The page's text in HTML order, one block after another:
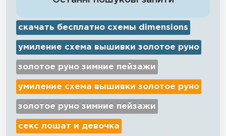
скачать бесплатно схемы dimensions
умиление схема вышивки золотое руно
золотое руно зимние пейзажи
умиление схема вышивки золотое руно
золотое руно зимние пейзажи
секс лошат и девочка